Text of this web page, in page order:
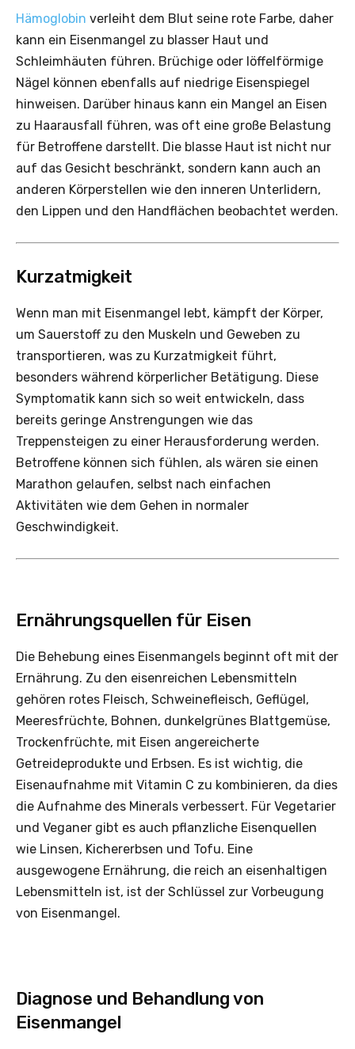
Hämoglobin verleiht dem Blut seine rote Farbe, daher
kann ein Eisenmangel zu blasser Haut und
Schleimhäuten führen. Brüchige oder löffelförmige
Nägel können ebenfalls auf niedrige Eisenspiegel
hinweisen. Darüber hinaus kann ein Mangel an Eisen
zu Haarausfall führen, was oft eine große Belastung
für Betroffene darstellt. Die blasse Haut ist nicht nur
auf das Gesicht beschränkt, sondern kann auch an
anderen Körperstellen wie den inneren Unterlidern,
den Lippen und den Handflächen beobachtet werden.
Kurzatmigkeit
Wenn man mit Eisenmangel lebt, kämpft der Körper,
um Sauerstoff zu den Muskeln und Geweben zu
transportieren, was zu Kurzatmigkeit führt,
besonders während körperlicher Betätigung. Diese
Symptomatik kann sich so weit entwickeln, dass
bereits geringe Anstrengungen wie das
Treppensteigen zu einer Herausforderung werden.
Betroffene können sich fühlen, als wären sie einen
Marathon gelaufen, selbst nach einfachen
Aktivitäten wie dem Gehen in normaler
Geschwindigkeit.
Ernährungsquellen für Eisen
Die Behebung eines Eisenmangels beginnt oft mit der
Ernährung. Zu den eisenreichen Lebensmitteln
gehören rotes Fleisch, Schweinefleisch, Geflügel,
Meeresfrüchte, Bohnen, dunkelgrünes Blattgemüse,
Trockenfrüchte, mit Eisen angereicherte
Getreideprodukte und Erbsen. Es ist wichtig, die
Eisenaufnahme mit Vitamin C zu kombinieren, da dies
die Aufnahme des Minerals verbessert. Für Vegetarier
und Veganer gibt es auch pflanzliche Eisenquellen
wie Linsen, Kichererbsen und Tofu. Eine
ausgewogene Ernährung, die reich an eisenhaltigen
Lebensmitteln ist, ist der Schlüssel zur Vorbeugung
von Eisenmangel.
Diagnose und Behandlung von
Eisenmangel